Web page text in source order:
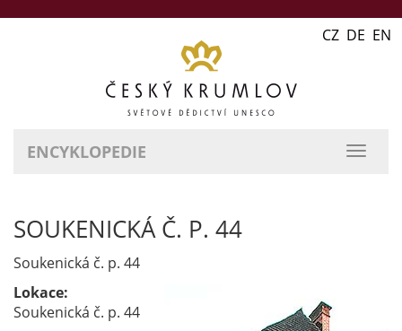
CZ DE EN
ENCYKLOPEDIE
SOUKENICKÁ Č. P. 44
Soukenická č. p. 44
Lokace:
Soukenická č. p. 44